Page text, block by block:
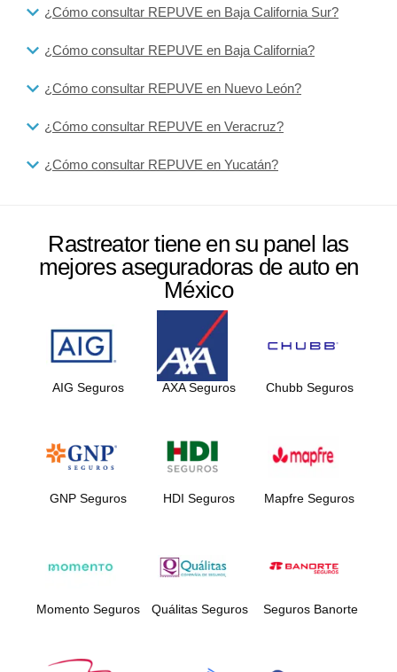
¿Cómo consultar REPUVE en Baja California Sur?
¿Cómo consultar REPUVE en Baja California?
¿Cómo consultar REPUVE en Nuevo León?
¿Cómo consultar REPUVE en Veracruz?
¿Cómo consultar REPUVE en Yucatán?
Rastreator tiene en su panel las
mejores aseguradoras de auto en
México
AIG Seguros AXA Seguros Chubb Seguros
GNP Seguros HDI Seguros Mapfre Seguros
Momento Seguros Quálitas Seguros Seguros Banorte